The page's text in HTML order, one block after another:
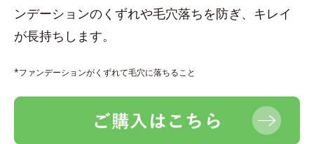
ンデーションのくずれや毛穴落ちを防ぎ、キレイ
が長持ちします。
*ファンデーションがくずれて毛穴に落ちること